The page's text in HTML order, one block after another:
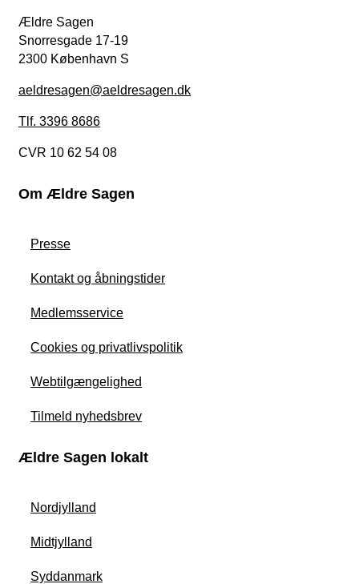
Ældre Sagen
Snorresgade 17-19
2300 København S
aeldresagen@aeldresagen.dk
Tlf. 3396 8686
CVR 10 62 54 08
Om Ældre Sagen
Presse
Kontakt og åbningstider
Medlemsservice
Cookies og privatlivspolitik
Webtilgængelighed
Tilmeld nyhedsbrev
Ældre Sagen lokalt
Nordjylland
Midtjylland
Syddanmark